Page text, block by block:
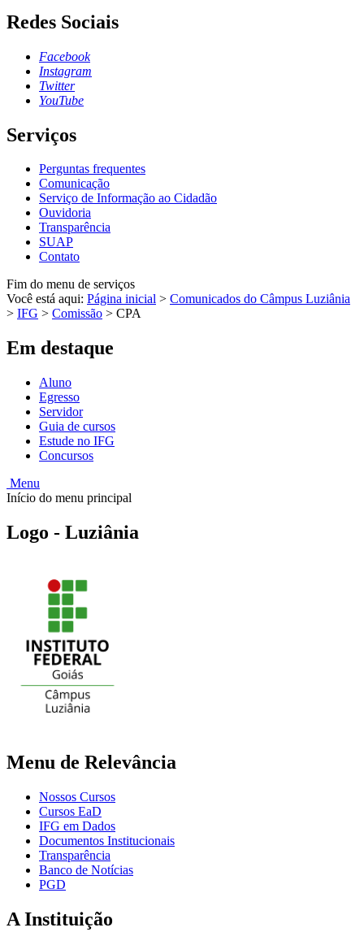
Redes Sociais
Facebook
Instagram
Twitter
YouTube
Serviços
Perguntas frequentes
Comunicação
Serviço de Informação ao Cidadão
Ouvidoria
Transparência
SUAP
Contato
Fim do menu de serviços
Você está aqui: Página inicial > Comunicados do Câmpus Luziânia
> IFG > Comissão > CPA
Em destaque
Aluno
Egresso
Servidor
Guia de cursos
Estude no IFG
Concursos
Menu
Início do menu principal
Logo - Luziânia
Menu de Relevância
Nossos Cursos
Cursos EaD
IFG em Dados
Documentos Institucionais
Transparência
Banco de Notícias
PGD
A Instituição